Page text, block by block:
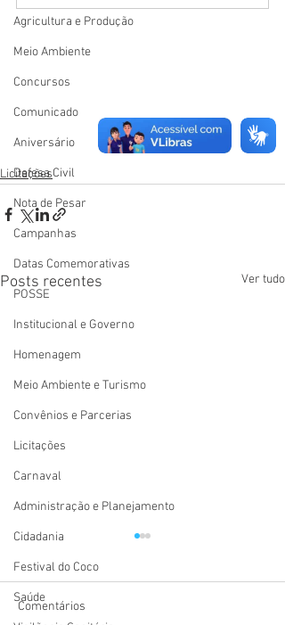
Agricultura e Produção
Meio Ambiente
Concursos
Comunicado
Aniversário
Defesa Civil
Nota de Pesar
Campanhas
Datas Comemorativas
POSSE
Institucional e Governo
Homenagem
Meio Ambiente e Turismo
Convênios e Parcerias
Licitações
Carnaval
Administração e Planejamento
Cidadania
Festival do Coco
Saúde
Licitações
Posts recentes Ver tudo
Comentários